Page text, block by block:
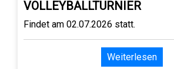
VOLLEYBALLTURNIER
Findet am 02.07.2026 statt.
Weiterlesen